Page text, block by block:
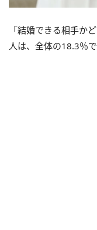
「結婚できる相手か
人は、全体の18.3％で